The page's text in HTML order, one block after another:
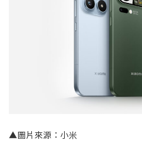
▲圖片來源：小米